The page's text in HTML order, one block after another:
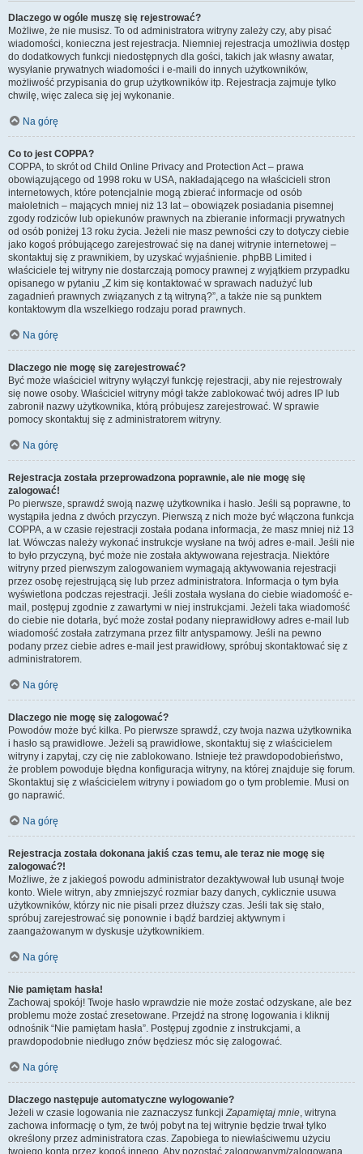
Dlaczego w ogóle muszę się rejestrować?
Możliwe, że nie musisz. To od administratora witryny zależy czy, aby pisać
wiadomości, konieczna jest rejestracja. Niemniej rejestracja umożliwia dostęp
do dodatkowych funkcji niedostępnych dla gości, takich jak własny awatar,
wysyłanie prywatnych wiadomości i e-maili do innych użytkowników,
możliwość przypisania do grup użytkowników itp. Rejestracja zajmuje tylko
chwilę, więc zaleca się jej wykonanie.
Na górę
Co to jest COPPA?
COPPA, to skrót od Child Online Privacy and Protection Act – prawa
obowiązującego od 1998 roku w USA, nakładającego na właścicieli stron
internetowych, które potencjalnie mogą zbierać informacje od osób
małoletnich – mających mniej niż 13 lat – obowiązek posiadania pisemnej
zgody rodziców lub opiekunów prawnych na zbieranie informacji prywatnych
od osób poniżej 13 roku życia. Jeżeli nie masz pewności czy to dotyczy ciebie
jako kogoś próbującego zarejestrować się na danej witrynie internetowej –
skontaktuj się z prawnikiem, by uzyskać wyjaśnienie. phpBB Limited i
właściciele tej witryny nie dostarczają pomocy prawnej z wyjątkiem przypadku
opisanego w pytaniu „Z kim się kontaktować w sprawach nadużyć lub
zagadnień prawnych związanych z tą witryną?”, a także nie są punktem
kontaktowym dla wszelkiego rodzaju porad prawnych.
Na górę
Dlaczego nie mogę się zarejestrować?
Być może właściciel witryny wyłączył funkcję rejestracji, aby nie rejestrowały
się nowe osoby. Właściciel witryny mógł także zablokować twój adres IP lub
zabronił nazwy użytkownika, którą próbujesz zarejestrować. W sprawie
pomocy skontaktuj się z administratorem witryny.
Na górę
Rejestracja została przeprowadzona poprawnie, ale nie mogę się
zalogować!
Po pierwsze, sprawdź swoją nazwę użytkownika i hasło. Jeśli są poprawne, to
wystąpiła jedna z dwóch przyczyn. Pierwszą z nich może być włączona funkcja
COPPA, a w czasie rejestracji została podana informacja, że masz mniej niż 13
lat. Wówczas należy wykonać instrukcje wysłane na twój adres e-mail. Jeśli nie
to było przyczyną, być może nie została aktywowana rejestracja. Niektóre
witryny przed pierwszym zalogowaniem wymagają aktywowania rejestracji
przez osobę rejestrującą się lub przez administratora. Informacja o tym była
wyświetlona podczas rejestracji. Jeśli została wysłana do ciebie wiadomość e-
mail, postępuj zgodnie z zawartymi w niej instrukcjami. Jeżeli taka wiadomość
do ciebie nie dotarła, być może został podany nieprawidłowy adres e-mail lub
wiadomość została zatrzymana przez filtr antyspamowy. Jeśli na pewno
podany przez ciebie adres e-mail jest prawidłowy, spróbuj skontaktować się z
administratorem.
Na górę
Dlaczego nie mogę się zalogować?
Powodów może być kilka. Po pierwsze sprawdź, czy twoja nazwa użytkownika
i hasło są prawidłowe. Jeżeli są prawidłowe, skontaktuj się z właścicielem
witryny i zapytaj, czy cię nie zablokowano. Istnieje też prawdopodobieństwo,
że problem powoduje błędna konfiguracja witryny, na której znajduje się forum.
Skontaktuj się z właścicielem witryny i powiadom go o tym problemie. Musi on
go naprawić.
Na górę
Rejestracja została dokonana jakiś czas temu, ale teraz nie mogę się
zalogować?!
Możliwe, że z jakiegoś powodu administrator dezaktywował lub usunął twoje
konto. Wiele witryn, aby zmniejszyć rozmiar bazy danych, cyklicznie usuwa
użytkowników, którzy nic nie pisali przez dłuższy czas. Jeśli tak się stało,
spróbuj zarejestrować się ponownie i bądź bardziej aktywnym i
zaangażowanym w dyskusje użytkownikiem.
Na górę
Nie pamiętam hasła!
Zachowaj spokój! Twoje hasło wprawdzie nie może zostać odzyskane, ale bez
problemu może zostać zresetowane. Przejdź na stronę logowania i kliknij
odnośnik “Nie pamiętam hasła”. Postępuj zgodnie z instrukcjami, a
prawdopodobnie niedługo znów będziesz móc się zalogować.
Na górę
Dlaczego następuje automatyczne wylogowanie?
Jeżeli w czasie logowania nie zaznaczysz funkcjiZapamiętaj mnie, witryna
zachowa informację o tym, że twój pobyt na tej witrynie będzie trwał tylko
określony przez administratora czas. Zapobiega to niewłaściwemu użyciu
twojego konta przez kogoś innego. Aby pozostać zalogowanym/zalogowaną,